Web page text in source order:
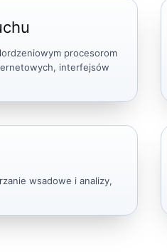
procesorom
interfejsów
wsadowe i analizy,